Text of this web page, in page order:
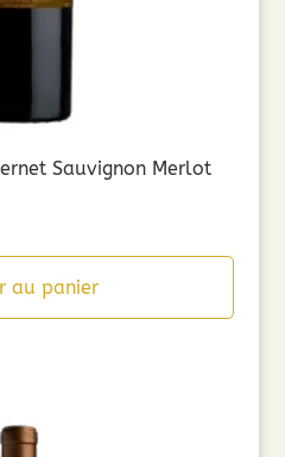
Sauvignon Merlot
au panier